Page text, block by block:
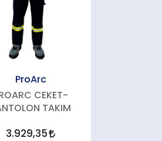
ProArc
CEKET-
TAKIM
3.929,35